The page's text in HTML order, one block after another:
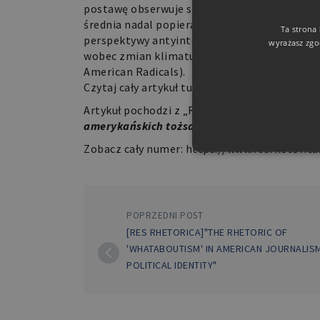
postawę obserwuje się najczęściej pośród
średnia nadal popiera „radykalne”
perspektywy antyintelektualizmu. Postawa
wobec zmian klimatu znajduje poparcie
American Radicals).
Czytaj cały artykuł tutaj
Artykuł pochodzi z „Res Rhetorica”, Vol 7, No
amerykańskich tożsamości
(redaktorki
Zobacz cały numer: https://
POPRZEDNI POST
[RES RHETORICA]"THE RHETORIC OF
'WHATABOUTISM' IN AMERICAN
POLITICAL IDENTITY"
Ta strona
wyrażasz
Niezbędne pliki cookie
kontem. Bez niezbędnych